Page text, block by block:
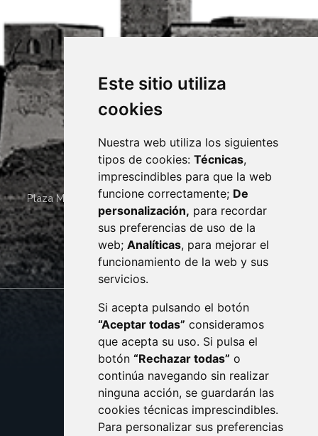
Este sitio utiliza
cookies
Nuestra web utiliza los siguientes
tipos de cookies: Técnicas,
imprescindibles para que la web
funcione correctamente; De
personalización, para recordar
sus preferencias de uso de la
web; Analíticas, para mejorar el
funcionamiento de la web y sus
servicios.
Si acepta pulsando el botón
“Aceptar todas” consideramos
que acepta su uso. Si pulsa el
botón “Rechazar todas” o
continúa navegando sin realizar
ninguna acción, se guardarán las
cookies técnicas imprescindibles.
Para personalizar sus preferencias
Plaza Mayor 4 22400 MONZÓN - ARAGÓN (ESPAÑA)
· (34) 974 400 700 ·
sac@monzon.es
monzon.es
CONTACTO
AVISO LEGAL
PROTECCIÓN DE DATOS
POLÍTICA DE COOKIES
ACCESIBILIDAD
ENLACE EXTERNO AL